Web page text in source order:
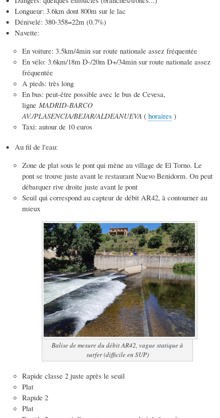
Longueur: 3.6km dont 800m sur le lac
Dénivelé: 380-358=22m (0.7%)
Navette:
En voiture: 3.5km/4min sur route nationale assez fréquentée
En vélo: 3.6km/18m D-/20m D+/34min sur route nationale assez
fréquentée
A pieds: très long
En bus: peut-être possible avec le bus de Cevesa,
ligne MADRID-BARCO
AV./PLASENCIA/BEJAR/ALDEANUEVA ( horaires )
Taxi: autour de 10 euros
Au fil de l'eau:
Zone de plat sous le pont qui mène au village de El Torno. Le
pont se trouve juste avant le restaurant Nuevo Benidorm. On peut
débarquer rive droite juste avant le pont
Seuil qui correspond au capteur de débit AR42, à contourner au
mieux
Balise de mesure du débit AR42, vague statique à
surfer (difficile en SUP)
Rapide classe 2 juste après le seuil
Plat
Rapide 2
Plat